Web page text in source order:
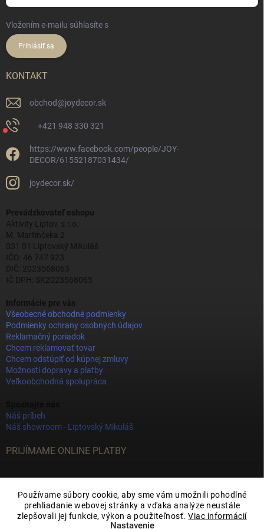
Používame súbory cookie, aby sme vám umožnili pohodlné
prehliadanie webovej stránky a vďaka analýze neustále
zlepšovali jej funkcie, výkon a použiteľnosť.Viac informácií
Nastavenie
Vložením e-mailu súhlasíte s
Prihlásiť sa
KONTAKT
obchod@joydecor.sk
+421 948 330 321
https://www.facebook.com/people/JOY-
DECOR/61552187031434/
joydecor.sk/
Prevádzkovateľ eshopu
Aktivity Liptov, s.r.o.
M. Martinčeka 2
031 01 Liptovský Mikuláš
IČO: 46 747 923
DIČ: 2023568063
IČ DPH: SK2023568063
Informácie pre vás
Všeobecné obchodné podmienky
Podmienky ochrany osobných údajov
Reklamačný poriadok
Chcem reklamovať tovar
Chcem odstúpiť od kúpnej zmluvy
Možnosti dopravy a platby
Veľkoobchodná spolupráca
Náš príbeh
Náš showroom - Liptovský Mikuláš
PRIJÍMAME ONLINE PLATBY